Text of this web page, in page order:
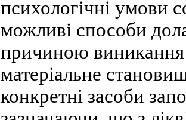
психологічні умови
можливі способи
причиною виникання
матеріальне
конкретні засоби